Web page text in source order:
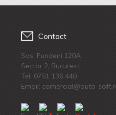
Contact
Sos. Fundeni 120A
Sector 2, Bucuresti
Tel: 0751 136 440
Email: comercial@auto-